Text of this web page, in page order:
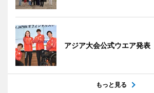
アジア大会公式ウエア発表
もっと見る